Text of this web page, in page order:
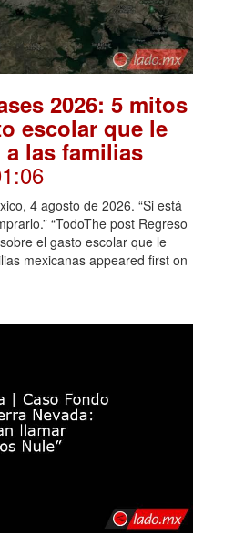
2026: 5 mitos
escolar que le
las familias
4 agosto de 2026. “Si está
“TodoThe post Regreso
el gasto escolar que le
mexicanas appeared first on